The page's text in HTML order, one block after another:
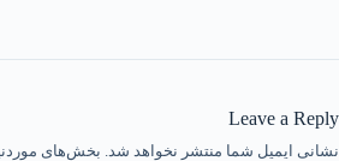
Leave a Reply
نشانی ایمیل شما منتشر نخواهد شد. بخش‌های